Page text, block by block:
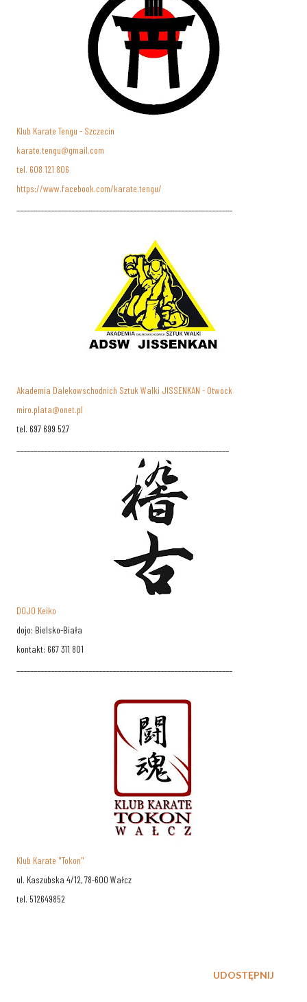
Klub Karate Tengu - Szczecin
karate.tengu@gmail.com
tel. 608 121 806
https://www.facebook.com/karate.tengu/
Akademia Dalekowschodnich Sztuk Walki JISSENKAN - Otwock
miro.plata@onet.pl
tel. 697 699 527
DOJO Keiko
dojo: Bielsko-Biała
kontakt: 667 311 801
Klub Karate "Tokon"
ul. Kaszubska 4/12, 78-600 Wałcz
tel. 512649852
UDOSTĘPNIJ